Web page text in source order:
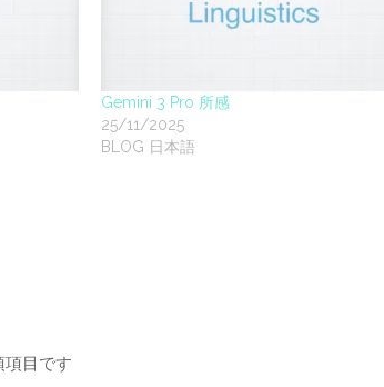
Gemini 3 Pro 所感
25/11/2025
BLOG 日本語
項目です